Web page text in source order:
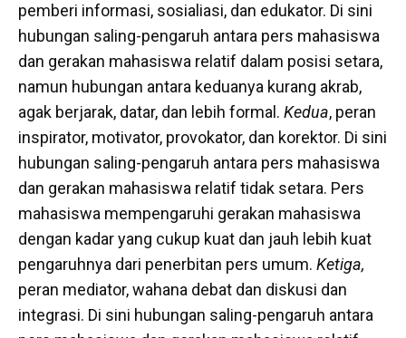
pemberi informasi, sosialiasi, dan edukator. Di sini
hubungan saling-pengaruh antara pers mahasiswa
dan gerakan mahasiswa relatif dalam posisi setara,
namun hubungan antara keduanya kurang akrab,
agak berjarak, datar, dan lebih formal. Kedua, peran
inspirator, motivator, provokator, dan korektor. Di sini
hubungan saling-pengaruh antara pers mahasiswa
dan gerakan mahasiswa relatif tidak setara. Pers
mahasiswa mempengaruhi gerakan mahasiswa
dengan kadar yang cukup kuat dan jauh lebih kuat
pengaruhnya dari penerbitan pers umum. Ketiga,
peran mediator, wahana debat dan diskusi dan
integrasi. Di sini hubungan saling-pengaruh antara